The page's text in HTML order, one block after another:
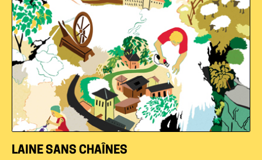
LAINE SANS CHAÎNES